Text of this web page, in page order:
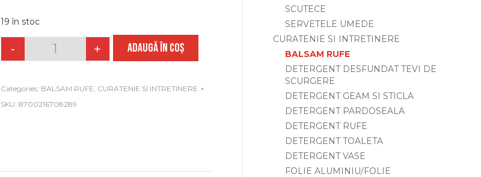
19 în stoc
Quantity
- + ADAUGĂ ÎN COȘ
Categories: BALSAM RUFE, CURATENIE SI INTRETINERE
SKU: 8700216708289
SCUTECE
SERVETELE UMEDE
CURATENIE SI INTRETINERE
BALSAM RUFE
DETERGENT DESFUNDAT TEVI DE
SCURGERE
DETERGENT GEAM SI STICLA
DETERGENT PARDOSEALA
DETERGENT RUFE
DETERGENT TOALETA
DETERGENT VASE
FOLIE ALUMINIU/FOLIE